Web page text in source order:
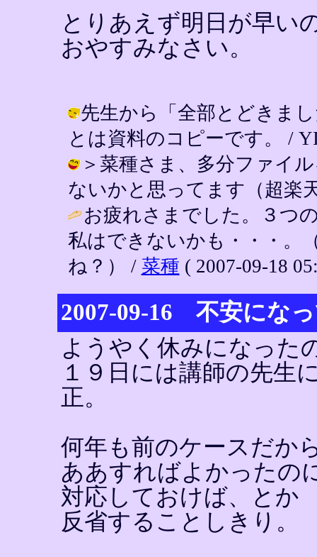
とりあえず明日が早い
おやすみなさい。
先生から「全部とどきま
とは資料のコピーです。 /
＞菜種さま、多分ファイ
ないかと思ってます（超楽
お疲れさまでした。３つ
私はできないかも・・・。
ね？） / 菜種 ( 2007-09-18
2007-09-16 不安にな
ようやく休みになった
１９日には講師の先生
正。
何年も前のケースだか
ああすればよかったの
対応しておけば、とか
反省することしきり。